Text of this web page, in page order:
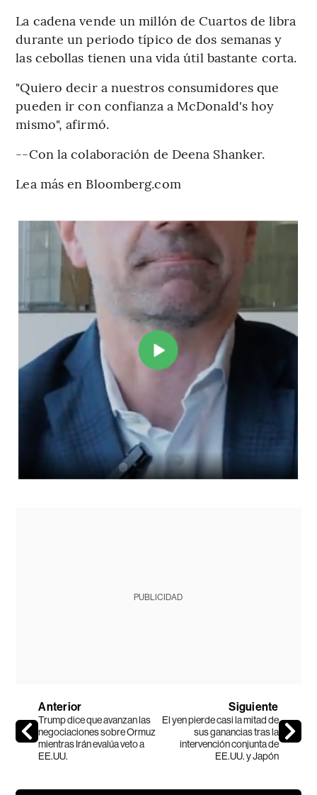
La cadena vende un millón de Cuartos de libra
durante un periodo típico de dos semanas y
las cebollas tienen una vida útil bastante corta.
"Quiero decir a nuestros consumidores que
pueden ir con confianza a McDonald's hoy
mismo", afirmó.
--Con la colaboración de Deena Shanker.
Lea más en Bloomberg.com
PUBLICIDAD
Anterior
Trump dice que avanzan las
negociaciones sobre Ormuz
mientras Irán evalúa veto a
EE.UU.
Siguiente
El yen pierde casi la mitad de
sus ganancias tras la
intervención conjunta de
EE.UU. y Japón